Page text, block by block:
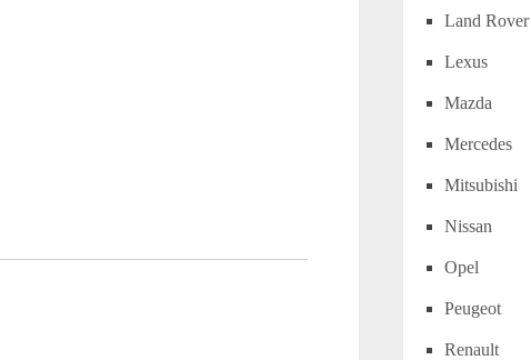
Land Rover
Lexus
Mazda
Mercedes
Mitsubishi
Nissan
Opel
Peugeot
Renault